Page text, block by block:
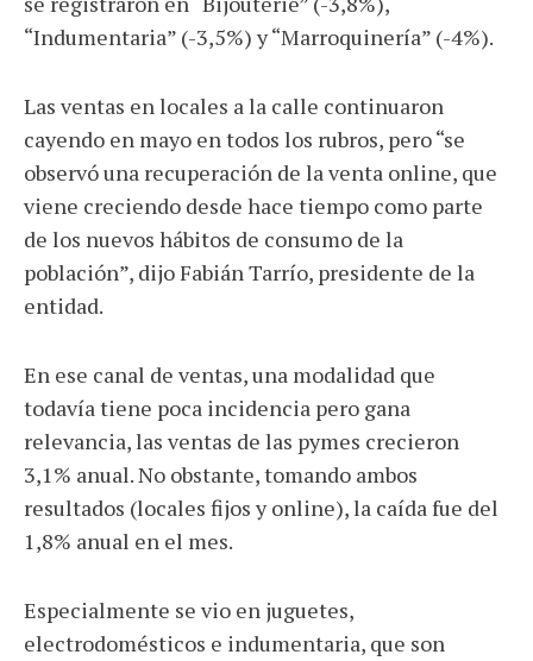
“Indumentaria” (-3,5%) y “Marroquinería” (-4%).
Las ventas en locales a la calle continuaron
cayendo en mayo en todos los rubros, pero “se
observó una recuperación de la venta online, que
viene creciendo desde hace tiempo como parte
de los nuevos hábitos de consumo de la
población”, dijo Fabián Tarrío, presidente de la
entidad.
En ese canal de ventas, una modalidad que
todavía tiene poca incidencia pero gana
relevancia, las ventas de las pymes crecieron
3,1% anual. No obstante, tomando ambos
resultados (locales fijos y online), la caída fue del
1,8% anual en el mes.
Especialmente se vio en juguetes,
electrodomésticos e indumentaria, que son